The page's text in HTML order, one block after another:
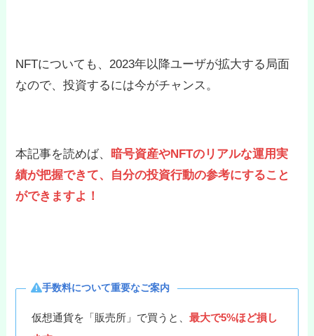
NFTについても、2023年以降ユーザが拡大する局面
なので、投資するには今がチャンス。
本記事を読めば、 暗号資産やNFTのリアルな運用実
績が把握できて、自分の投資行動の参考にすること
ができますよ！
手数料について重要なご案内
仮想通貨を「販売所」で買うと、 最大で5%ほど損し